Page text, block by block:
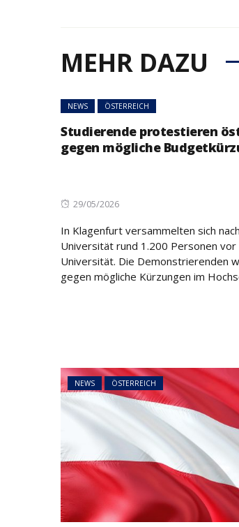
MEHR DAZU
NEWS ÖSTERREICH
Studierende protestieren
gegen mögliche
Posted
29/05/2026
In Klagenfurt versammelten sich
Universität rund 1.200 Personen
Universität. Die Demonstrierenden
gegen mögliche Kürzungen im
NEWS ÖSTERREICH
NEWS
sich